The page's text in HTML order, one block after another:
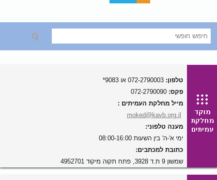
טלפון:
פקס:
מייל מחלקת העמיתים :
moked@kavb.org.il
מענה טלפוני:
ימי א'-ה' בין השעות 08:00-16:00
כתובת למכתבים:
שמשון 9 ת.ד 3928, פתח תקוה מיקוד 4952701